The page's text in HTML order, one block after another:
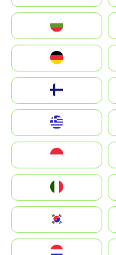
Switzerland
Deutschland
United Kingdom
Magyarország
South Korea